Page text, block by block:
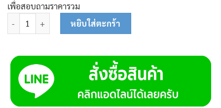
เพื่อสอบถามราคารวม
จำนวน ชุดโครงปั๊มน้ำ 06-0201L ชิ้น
หยิบใส่ตะกร้า